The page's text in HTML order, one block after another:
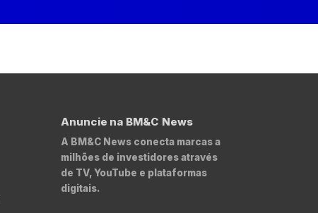
Anuncie na BM&C News
A BM&C News conecta marcas a
milhões de investidores através
de TV, YouTube e plataformas
digitais.